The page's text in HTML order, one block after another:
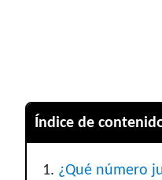
Índice de
¿Qué número